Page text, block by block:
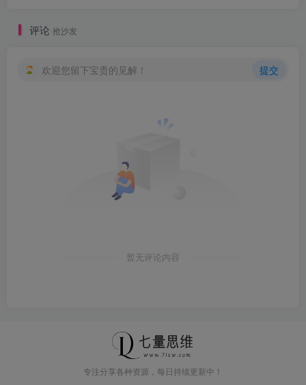
评论 抢沙发
欢迎您留下宝贵的见解！ 提交
暂无评论内容
专注分享各种资源，每日持续更新中！